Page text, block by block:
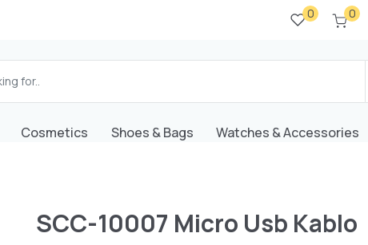
0 0
Cosmetics Shoes & Bags Watches & Accessories
SCC-10007 Micro Usb Kablo